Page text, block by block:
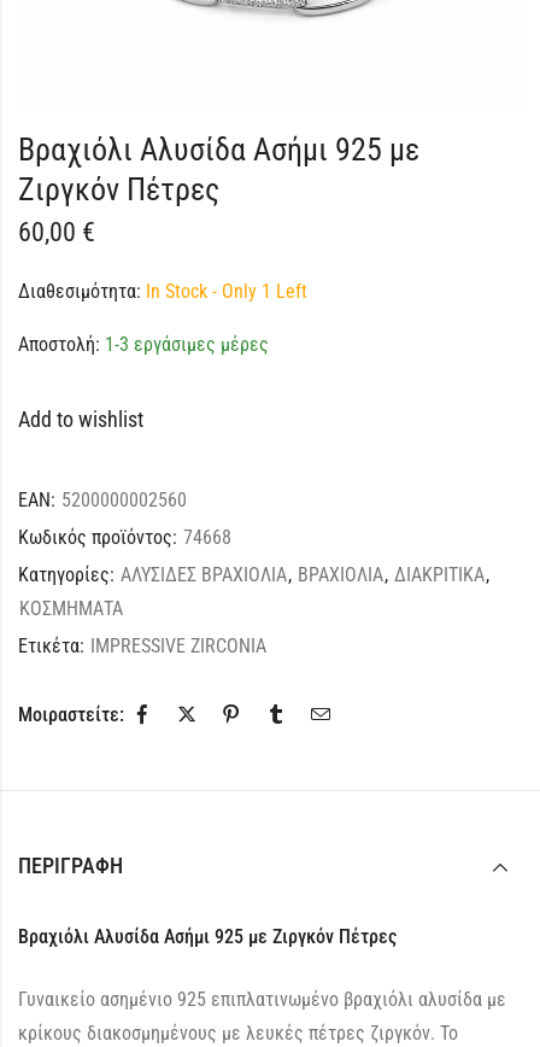
Βραχιόλι Αλυσίδα Ασήμι 925 με
Ζιργκόν Πέτρες
60,00 €
Διαθεσιμότητα: In Stock - Only 1 Left
Αποστολή: 1-3 εργάσιμες μέρες
Add to wishlist
EAN: 5200000002560
Κωδικός προϊόντος: 74668
Κατηγορίες: ΑΛΥΣΙΔΕΣ ΒΡΑΧΙΟΛΙΑ, ΒΡΑΧΙΟΛΙΑ, ΔΙΑΚΡΙΤΙΚΑ,
ΚΟΣΜΗΜΑΤΑ
Ετικέτα:
IMPRESSIVE ZIRCONIA
Μοιραστείτε:
ΠΕΡΙΓΡΑΦΉ
Βραχιόλι Αλυσίδα Ασήμι 925 με Ζιργκόν Πέτρες
Γυναικείο ασημένιο 925 επιπλατινωμένο βραχιόλι αλυσίδα με
κρίκους διακοσμημένους με λευκές πέτρες ζιργκόν. Το